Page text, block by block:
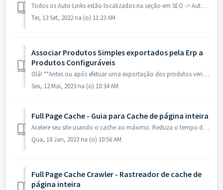
Todos os Auto Links estão localizados na seção em SEO -> Auto Links -> Gestão. Cada link automático é representado com sua própria linha com Palavra -...
Ter, 13 Set, 2022 na (o) 11:23 AM
Associar Produtos Simples exportados pela Erp a
Produtos Configuráveis
Olá! **Antes ou após efetuar uma exportação dos produtos verifique as informações quanto á: os preços dos produtos, se estão corretos ou não estão com v...
Sex, 12 Mai, 2023 na (o) 10:34 AM
Full Page Cache - Guia para Cache de página inteira
Acelere seu site usando o cache ao máximo. Reduza o tempo de carregamento das páginas e melhore a experiência do usuário, o que leva a uma melhor taxa de co...
Qua, 18 Jan, 2023 na (o) 10:56 AM
Full Page Cache Crawler - Rastreador de cache de
página inteira